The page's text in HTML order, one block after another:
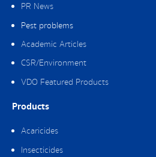
PR News
Pest problems
Academic Articles
CSR/Environment
VDO Featured Products
Products
Acaricides
Insecticides